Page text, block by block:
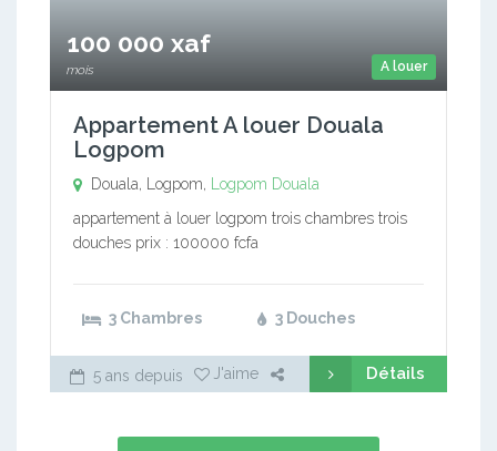
A louer
100 000 xaf
mois
Appartement A louer Douala
Logpom
Douala, Logpom, Logpom Douala
appartement à louer logpom trois chambres trois
douches prix : 100000 fcfa
3 Chambres 3 Douches
5 ans depuis J'aime Détails